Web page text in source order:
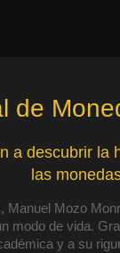
de
a descubrir la
las
Manuel Mozo
modo de vida.
y a su